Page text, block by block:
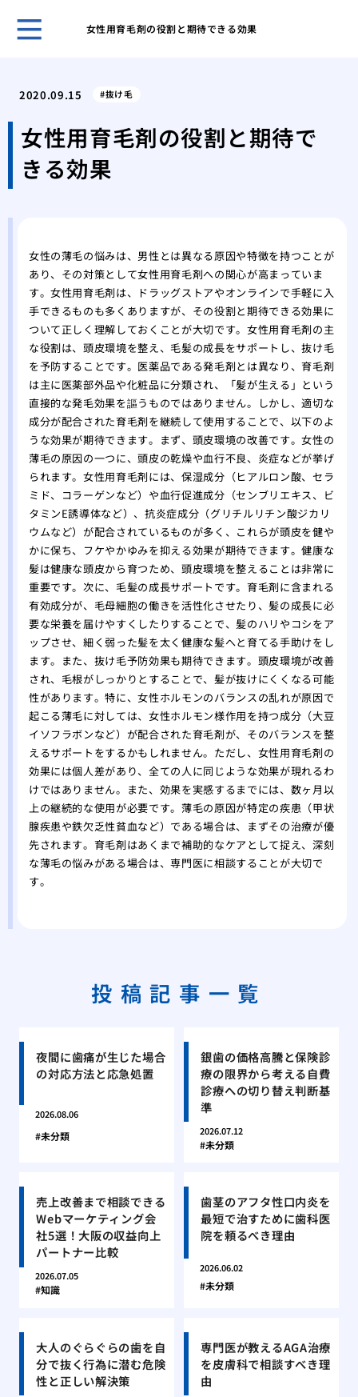
女性用育毛剤の役割と期待できる効果
れ
馬
薄
2020.09.15 抜け毛
女性用育毛剤の役割と期待で
きる効果
女性の薄毛の悩みは、男性とは異なる原因や特徴を持つことが
あり、その対策として女性用育毛剤への関心が高まっていま
す。女性用育毛剤は、ドラッグストアやオンラインで手軽に入
手できるものも多くありますが、その役割と期待できる効果に
ついて正しく理解しておくことが大切です。女性用育毛剤の主
な役割は、頭皮環境を整え、毛髪の成長をサポートし、抜け毛
を予防することです。医薬品である発毛剤とは異なり、育毛剤
は主に医薬部外品や化粧品に分類され、「髪が生える」という
直接的な発毛効果を謳うものではありません。しかし、適切な
成分が配合された育毛剤を継続して使用することで、以下のよ
うな効果が期待できます。まず、頭皮環境の改善です。女性の
薄毛の原因の一つに、頭皮の乾燥や血行不良、炎症などが挙げ
られます。女性用育毛剤には、保湿成分（ヒアルロン酸、セラ
ミド、コラーゲンなど）や血行促進成分（センブリエキス、ビ
タミンE誘導体など）、抗炎症成分（グリチルリチン酸ジカリ
ウムなど）が配合されているものが多く、これらが頭皮を健や
かに保ち、フケやかゆみを抑える効果が期待できます。健康な
髪は健康な頭皮から育つため、頭皮環境を整えることは非常に
重要です。次に、毛髪の成長サポートです。育毛剤に含まれる
有効成分が、毛母細胞の働きを活性化させたり、髪の成長に必
要な栄養を届けやすくしたりすることで、髪のハリやコシをア
ップさせ、細く弱った髪を太く健康な髪へと育てる手助けをし
ます。また、抜け毛予防効果も期待できます。頭皮環境が改善
され、毛根がしっかりとすることで、髪が抜けにくくなる可能
性があります。特に、女性ホルモンのバランスの乱れが原因で
起こる薄毛に対しては、女性ホルモン様作用を持つ成分（大豆
イソフラボンなど）が配合された育毛剤が、そのバランスを整
えるサポートをするかもしれません。ただし、女性用育毛剤の
効果には個人差があり、全ての人に同じような効果が現れるわ
けではありません。また、効果を実感するまでには、数ヶ月以
上の継続的な使用が必要です。薄毛の原因が特定の疾患（甲状
腺疾患や鉄欠乏性貧血など）である場合は、まずその治療が優
先されます。育毛剤はあくまで補助的なケアとして捉え、深刻
な薄毛の悩みがある場合は、専門医に相談することが大切で
す。
投稿記事一覧
夜間に歯痛が生じた場合
の対応方法と応急処置
2026.08.06
未分類
銀歯の価格高騰と保険診
療の限界から考える自費
診療への切り替え判断基
準
2026.07.12
未分類
売上改善まで相談できる
Webマーケティング会
社5選！大阪の収益向上
パートナー比較
2026.07.05
知識
歯茎のアフタ性口内炎を
最短で治すために歯科医
院を頼るべき理由
2026.06.02
未分類
大人のぐらぐらの歯を自
分で抜く行為に潜む危険
性と正しい解決策
専門医が教えるAGA治療
を皮膚科で相談すべき理
由